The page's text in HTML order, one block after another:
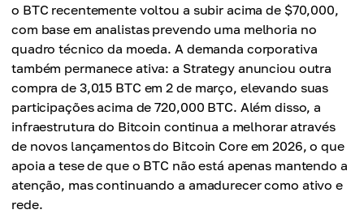
o BTC recentemente voltou a subir acima de $70,000,
com base em analistas prevendo uma melhoria no
quadro técnico da moeda. A demanda corporativa
também permanece ativa: a Strategy anunciou outra
compra de 3,015 BTC em 2 de março, elevando suas
participações acima de 720,000 BTC. Além disso, a
infraestrutura do Bitcoin continua a melhorar através
de novos lançamentos do Bitcoin Core em 2026, o que
apoia a tese de que o BTC não está apenas mantendo a
atenção, mas continuando a amadurecer como ativo e
rede.